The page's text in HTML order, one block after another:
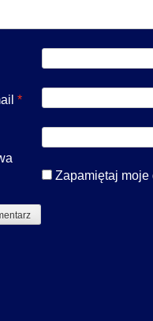
*
Zapamiętaj moje